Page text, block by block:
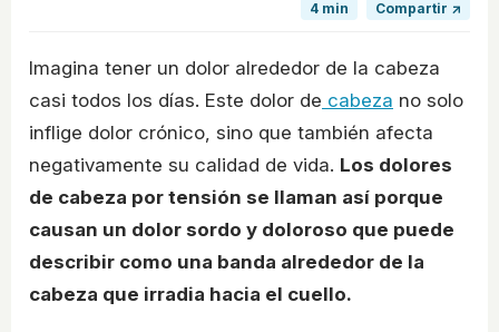
4 min
Compartir ↗
Imagina tener un dolor alrededor de la cabeza
casi todos los días. Este dolor de cabeza no solo
inflige dolor crónico, sino que también afecta
negativamente su calidad de vida. Los dolores
de cabeza por tensión se llaman así porque
causan un dolor sordo y doloroso que puede
describir como una banda alrededor de la
cabeza que irradia hacia el cuello.